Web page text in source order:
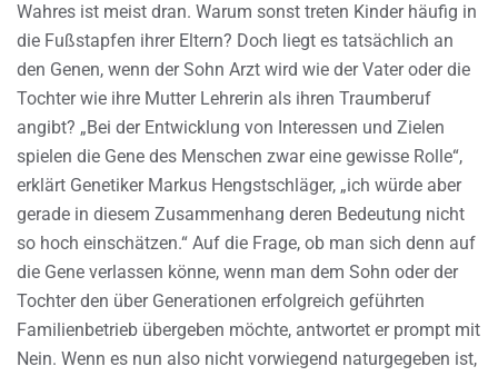
Wahres ist meist dran. Warum sonst treten Kinder häufig in
die Fußstapfen ihrer Eltern? Doch liegt es tatsächlich an
den Genen, wenn der Sohn Arzt wird wie der Vater oder die
Tochter wie ihre Mutter Lehrerin als ihren Traumberuf
angibt? „Bei der Entwicklung von Interessen und Zielen
spielen die Gene des Menschen zwar eine gewisse Rolle“,
erklärt Genetiker Markus Hengstschläger, „ich würde aber
gerade in diesem Zusammenhang deren Bedeutung nicht
so hoch einschätzen.“ Auf die Frage, ob man sich denn auf
die Gene verlassen könne, wenn man dem Sohn oder der
Tochter den über Generationen erfolgreich geführten
Familienbetrieb übergeben möchte, antwortet er prompt mit
Nein. Wenn es nun also nicht vorwiegend naturgegeben ist,